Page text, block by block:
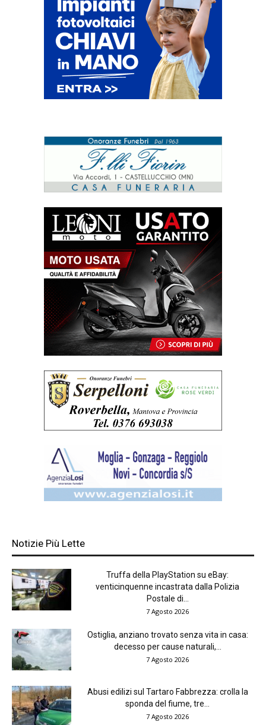
Notizie Più Lette
Truffa della PlayStation su eBay:
venticinquenne incastrata dalla Polizia
Postale di...
7 Agosto 2026
Ostiglia, anziano trovato senza vita in casa:
decesso per cause naturali,...
7 Agosto 2026
Abusi edilizi sul Tartaro Fabbrezza: crolla la
sponda del fiume, tre...
7 Agosto 2026